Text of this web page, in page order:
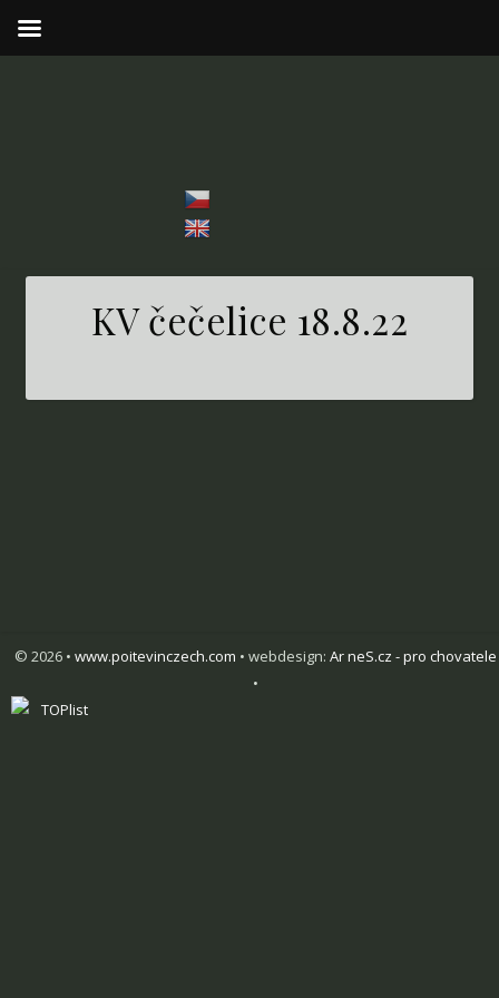
KV čečelice 18.8.22
© 2026 • www.poitevinczech.com • webdesign: Ar neS.cz - pro chovatele
•